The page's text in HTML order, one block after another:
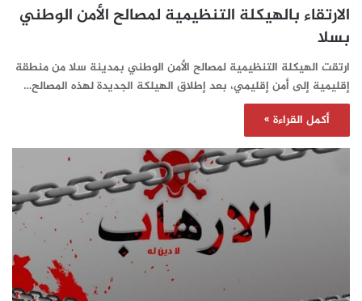
الارتقاء بالهيكلة التنظيمية لمصالح الأمن الوطني
بسلا
ارتقت الهيكلة التنظيمية لمصالح الأمن الوطني بمدينة سلا من منطقة
إقليمية إلى أمن إقليمي، بعد إطلاق الهيلكة الجديدة لهذه المصالح…
أكمل القراءة »